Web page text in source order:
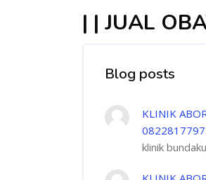
| | JUAL
Blog posts
KLINIK
klinik